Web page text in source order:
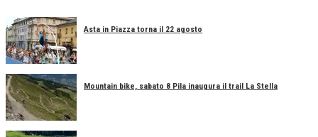
Asta in Piazza torna il 22 agosto
Mountain bike, sabato 8 Pila inaugura il trail La Stella